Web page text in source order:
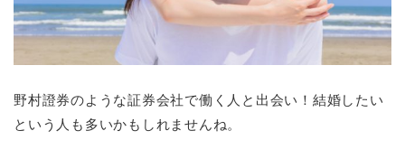
野村證券のような証券会社で働く人と出会い！結婚したい
という人も多いかもしれませんね。